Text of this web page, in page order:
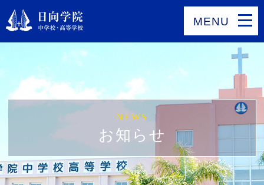
MENU
NEWS
お知らせ